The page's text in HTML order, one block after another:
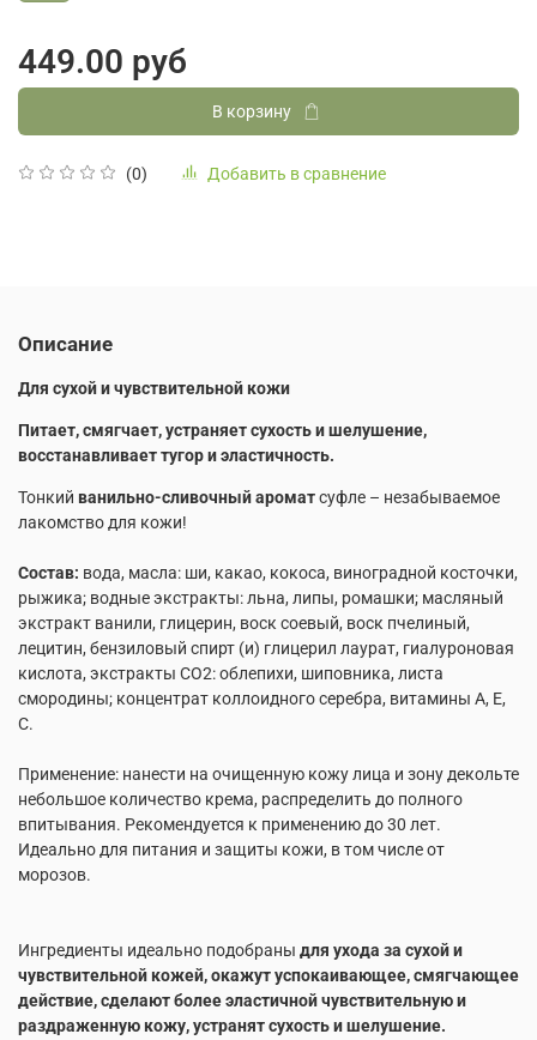
(0) Добавить в сравнение
449.00 руб
В корзину
Описание
Для сухой и чувствительной кожи
Питает, смягчает, устраняет сухость и шелушение,
восстанавливает тугор и эластичность.
Тонкий ванильно-сливочный ароматсуфле – незабываемое
лакомство для кожи!
Состав: вода, масла: ши, какао, кокоса, виноградной косточки,
рыжика; водные экстракты: льна, липы, ромашки; масляный
экстракт ванили, глицерин, воск соевый, воск пчелиный,
лецитин, бензиловый спирт (и) глицерил лаурат, гиалуроновая
кислота, экстракты CO2: облепихи, шиповника, листа
смородины; концентрат коллоидного серебра, витамины А, Е,
С.
Применение: нанести на очищенную кожу лица и зону декольте
небольшое количество крема, распределить до полного
впитывания. Рекомендуется к применению до 30 лет.
Идеально для питания и защиты кожи, в том числе от
морозов.
Ингредиенты идеально подобраны для ухода за сухой и
чувствительной кожей, окажут успокаивающее, смягчающее
действие, сделают более эластичной чувствительную и
раздраженную кожу, устранят сухость и шелушение.